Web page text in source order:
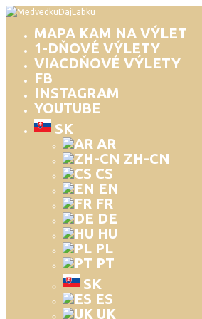
MAPA KAM NA VÝLET
1-DŇOVÉ VÝLETY
VIACDŇOVÉ VÝLETY
FB
INSTAGRAM
YOUTUBE
SK
AR
ZH-CN
CS
EN
FR
DE
HU
PL
PT
SK
ES
UK